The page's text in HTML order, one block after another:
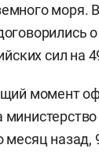
моря.
сил на
момент
месяц назад,